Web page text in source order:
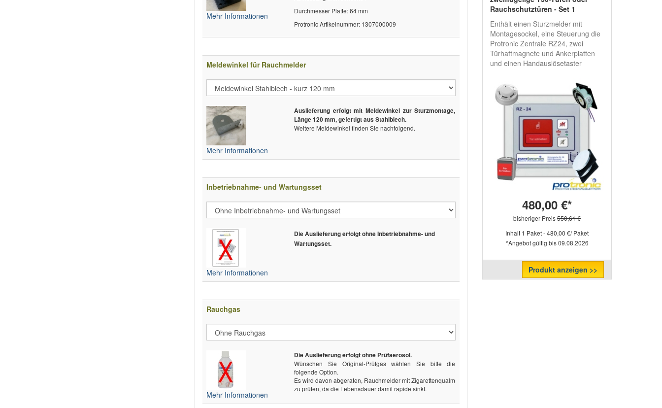
Mehr Informationen
Durchmesser Platte: 64 mm
Protronic Artikelnummer: 1307000009
Meldewinkel für Rauchmelder
Mehr Informationen
Auslieferung erfolgt mit Meldewinkel zur Sturzmontage,
Länge 120 mm, gefertigt aus Stahlblech.
Weitere Meldewinkel finden Sie nachfolgend.
Inbetriebnahme- und Wartungsset
Mehr Informationen
Die Auslieferung erfolgt ohne Inbetriebnahme- und
Wartungsset.
Rauchgas
Mehr Informationen
Die Auslieferung erfolgt ohne Prüfaerosol.
Wünschen Sie Original-Prüfgas wählen Sie bitte die
folgende Option.
Es wird davon abgeraten, Rauchmelder mit Zigarettenqualm
zu prüfen, da die Lebensdauer damit rapide sinkt.
Rauchschutztüren - Set 1
Enthält einen Sturzmelder mit
Montagesockel, eine Steuerung die
Protronic Zentrale RZ24, zwei
Türhaftmagnete und Ankerplatten
und einen Handauslösetaster
480,00 €*
bisheriger Preis550,61 €
Inhalt 1 Paket - 480,00 €/ Paket
*Angebot gültig bis 09.08.2026
Produkt anzeigen >>